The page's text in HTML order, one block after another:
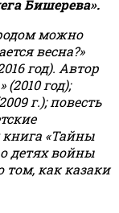
Бишерева».
можно
весна?»
год). Автор
год);
г.); повесть
книга «Тайны
о детях войны
том, как казаки